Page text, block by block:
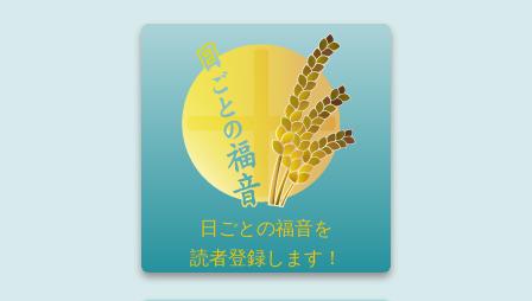
日ごとの福音を
読者登録します！